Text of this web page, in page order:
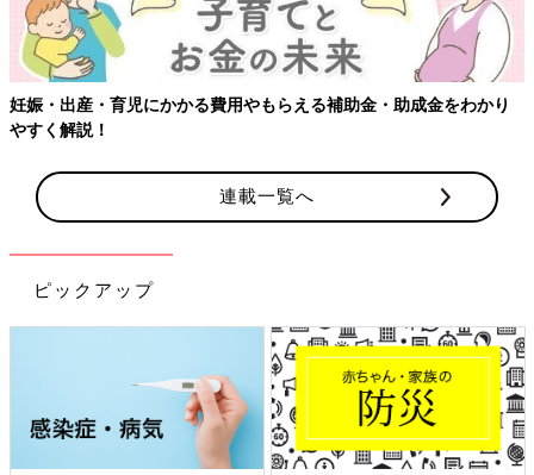
連載一覧へ
ピックアップ